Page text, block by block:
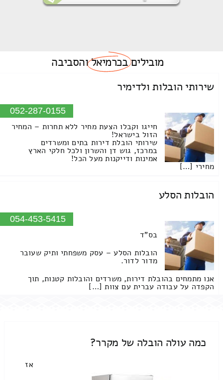
מוביליםבכרמיאלוהסביבה
שירותי הובלות ולדימיר
052-287-0155
חייגו וקבלו הצעת מחיר ללא תחרות – המחיר
הזול בישראל!
שירותי הובלת דירות בתים ומשרדים
במרכז, גוש דן והשרון ולכל חלקי הארץ
אמינות ודייקנות מעל הכל!
מחירי […]
הובלות הסלע
054-453-5415
בס"ד
הובלות הסלע – עסק משפחתי ותיק שעובר
מדור לדור.
אנו מתמחים בהובלת דירות, משרדים והובלות קטנות, תוך
הקפדה על עבודה עברית עם צוות […]
כמה עולה הובלה של מקרר?
אז